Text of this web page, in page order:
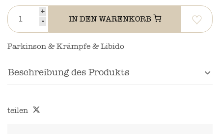
+
-
IN DEN WARENKORB
Parkinson & Krämpfe & Libido
Beschreibung des Produkts
teilen